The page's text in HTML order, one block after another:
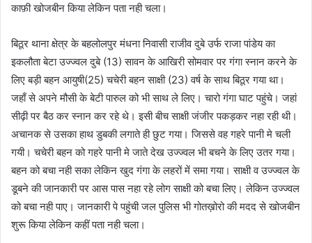
काफ़ी खोजबीन किया लेकिन पता नही चला।
बिठूर थाना क्षेत्र के बहलोलपुर मंधना निवासी राजीव दुबे उर्फ राजा पांडेय का
इकलौता बेटा उज्ज्वल दुबे (13) सावन के आखिरी सोमवार पर गंगा स्नान करने के
लिए बड़ी बहन आयुषी(25) चचेरी बहन साक्षी (23) वर्ष के साथ बिठूर गया था।
जहाँ से अपने मौसी के बेटी पारुल को भी साथ ले लिए। चारो गंगा घाट पहुंचे। जहां
सीढ़ी पर बैठ कर स्नान कर रहे थे। इसी बीच साक्षी जंजीर पकड़कर नहा रही थी।
अचानक से उसका हाथ डुबकी लगाते ही छुट गया। जिससे वह गहरे पानी मे चली
गयी। चचेरी बहन को गहरे पानी मे जाते देख उज्ज्वल भी बचने के लिए उतर गया।
बहन को बचा नही सका लेकिन खुद गंगा के लहरों में समा गया। साक्षी व उज्ज्वल के
डूबने की जानकारी पर आस पास नहा रहे लोग साक्षी को बचा लिए। लेकिन उज्ज्वल
को बचा नही पाए। जानकारी पे पहुंची जल पुलिस भी गोतख़ोरो की मदद से खोजबीन
शुरू किया लेकिन कहीं पता नही चला।